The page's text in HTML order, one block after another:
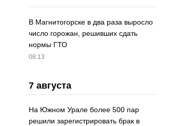
В Магнитогорске в два раза выросло
число горожан, решивших сдать
нормы ГТО
08:13
7 августа
На Южном Урале более 500 пар
решили зарегистрировать брак в